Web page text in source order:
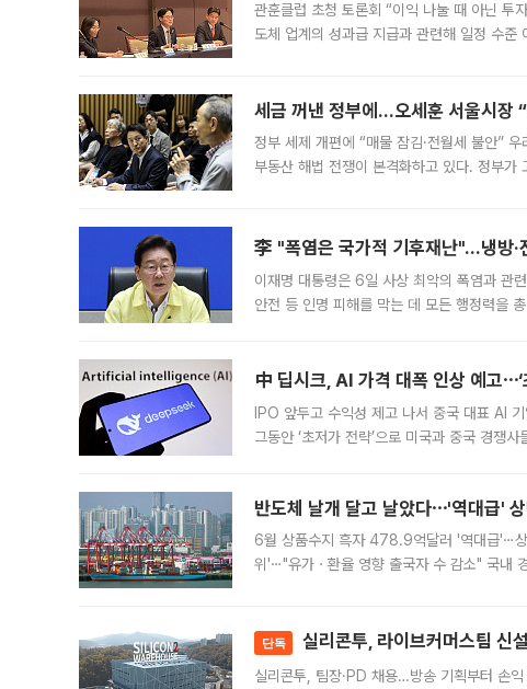
관훈클럽 초청 토론회 “이익 나눌 때 아닌 투
도체 업계의 성과급 지급과 관련해 일정 수준
세금 꺼낸 정부에…오세훈 서울시장
정부 세제 개편에 “매물 잠김·전월세 불안”
부동산 해법 전쟁이 본격화하고 있다. 정부가
李 "폭염은 국가적 기후재난"…냉방·
이재명 대통령은 6일 사상 최악의 폭염과 관
안전 등 인명 피해를 막는 데 모든 행정력을
中 딥시크, AI 가격 대폭 인상 예고⋯‘
IPO 앞두고 수익성 제고 나서 중국 대표 AI
그동안 ‘초저가 전략’으로 미국과 중국 경쟁
반도체 날개 달고 날았다⋯'역대급'
6월 상품수지 흑자 478.9억달러 '역대급'⋯
위'⋯"유가ㆍ환율 영향 출국자 수 감소" 국내
단독 실리콘투, 라이브커머스팀 신
실리콘투, 팀장·PD 채용…방송 기획부터 손